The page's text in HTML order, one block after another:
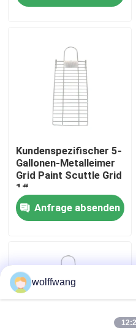
Fabrik Tour
Qualitätskontrolle
Kontakt
Nachrichten
Hauspinsel
Synthetische
Kundenspezifischer 5-
Gallonen-Metalleimer
Grid Paint Scuttle Grid
1#
Anfrage absenden
wolffwang